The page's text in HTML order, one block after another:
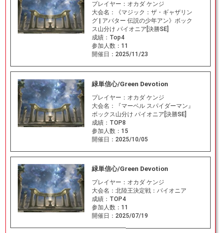
プレイヤー： オカダ ケンジ
大会名：
《マジック：ザ・ギャザリン
グ | アバター 伝説の少年アン》ボック
ス山分け パイオニア[決勝SE]
成績： Top4
参加人数： 11
開催日： 2025/11/23
緑単信心/Green Devotion
プレイヤー： オカダ ケンジ
大会名：
『マーベル スパイダーマン』
ボックス山分け パイオニア[決勝SE]
成績： TOP8
参加人数： 15
開催日： 2025/10/05
緑単信心/Green Devotion
プレイヤー： オカダ ケンジ
大会名： 北陸王決定戦：パイオニア
成績： TOP4
参加人数： 11
開催日： 2025/07/19